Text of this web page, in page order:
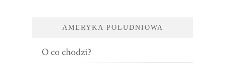
AMERYKA POŁUDNIOWA
O co chodzi?